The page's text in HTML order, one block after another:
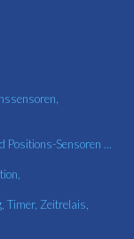
Sensoren ...
Timer, Zeitrelais,